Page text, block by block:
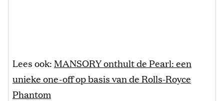
Lees ook: MANSORY onthult de Pearl: een
unieke one-off op basis van de Rolls-Royce
Phantom